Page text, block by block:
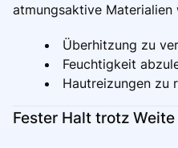
atmungsaktive Materialien
Überhitzung zu
Feuchtigkeit
Hautreizungen zu
Fester Halt trotz Weite